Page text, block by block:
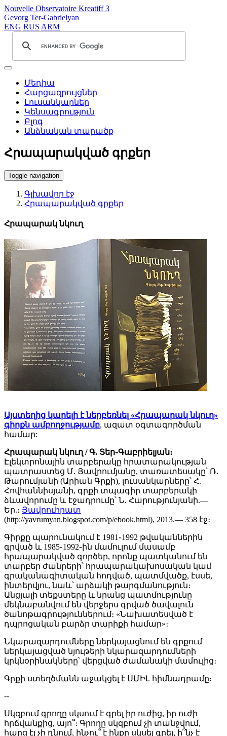
Nouvelle Observatoire Kreatiff 3
Gevorg Ter-Gabrielyan
ENG RUS ARM
Մեդիա
Հարցազրույցներ
Լուսանկարներ
Կենսագրություն
Բլոգ
Անձնական տարածք
Հրապարակված գրքեր
Toggle navigation
Գլխավոր էջ
Հրապարակված գրքեր
Հրապարակ նկուղ
Այստեղից կարելի է ներբեռնել «Հրապարակ նկուղ»
գիրքն ամբողջությամբ, ազատ օգտագործման
համար:
Հրապարակ նկուղ / Գ. Տեր֊Գաբրիելյան։
Էլեկտրոնային տարբերակը հրատարակության
պատրաստեց Մ. Յավրումյանը, տառատեսակը՝ Ռ.
Թարումյանի (Արիան Գրքի), լուսանկարները՝ Հ.
Հովհաննիսյանի, գրքի տպագիր տարբերակի
ձևավորումը և էջադրումը՝ Ն. Հարությունյանի.—
Եր.։ Յավրուհրատ
(http://yavrumyan.blogspot.com/p/ebook.html), 2013.— 358 էջ։
Գիրքը պարունակում է 1981֊1992 թվականներին
գրված և 1985֊1992֊ին մամուլում մասամբ
հրապարակված գործեր, որոնք պատկանում են
տարբեր ժանրերի՝ հրապարակախոսական կամ
գրականագիտական հոդված, պատմվածք, էսսե,
ինտերվյու, նաև՝ արձակի թարգմանություն։
Անցյալի տեքստերը և նրանց պատմությունը
մեկնաբանվում են վերջերս գրված ծավալուն
ծանոթագրություններում։ «Նախատեսված է
դպրոցական բարձր տարիքի համար»։
Նկարազարդումները ներկայացնում են գրքում
ներկայացված նյութերի նկարազարդումների
կրկնօրինակները՝ վերցված ժամանակի մամուլից։
Գրքի ստեղծմանն աջակցել է ՍՄԻԼ հիմնադրամը։
--
Սկզբում գրողը սկսում է գրել իր ուժից, իր ուժի
հրճվանքից, այո՞։ Գրողը սկզբում չի տանջվում,
հարց էլ չի դնում, ինչու՞ է ինքը սկսել գրել, ի՞նչ է